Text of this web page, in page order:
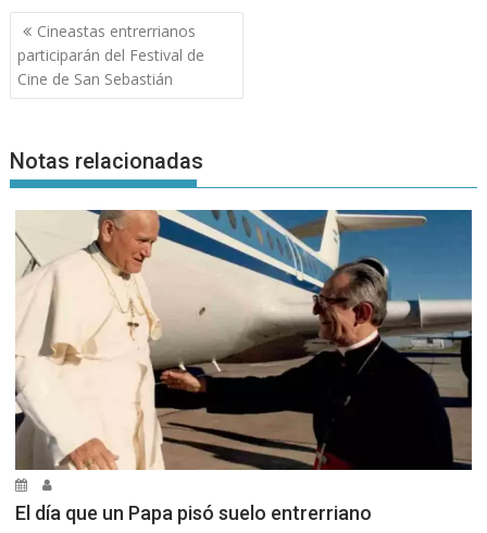
Navegación
de
entradas
Cineastas entrerrianos
participarán del Festival de
Cine de San Sebastián
Notas relacionadas
El día que un Papa pisó suelo entrerriano